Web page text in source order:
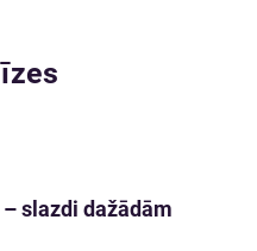
slazdi dažādām